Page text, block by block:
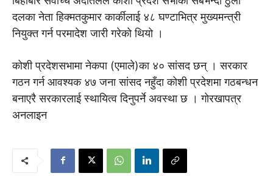
दलका नेता हिक्मतकुमार कार्कीलाई ४८ घण्टाभित्र मुख्यमन्त्री
नियुक्त गर्न परमादेश जारी गरेको थियो ।
कोशी प्रदेशसभामा नेकपा (एमाले)का ४० सांसद छन् । सरकार
गठन गर्न आवश्यक ४७ जना सांसद नहुँदा कोशी प्रदेशमा गठबन्धन
बनाएरै सरकारलाई स्थायित्व दिनुपर्ने अवस्था छ । गाेरखापत्र
अनलाइन